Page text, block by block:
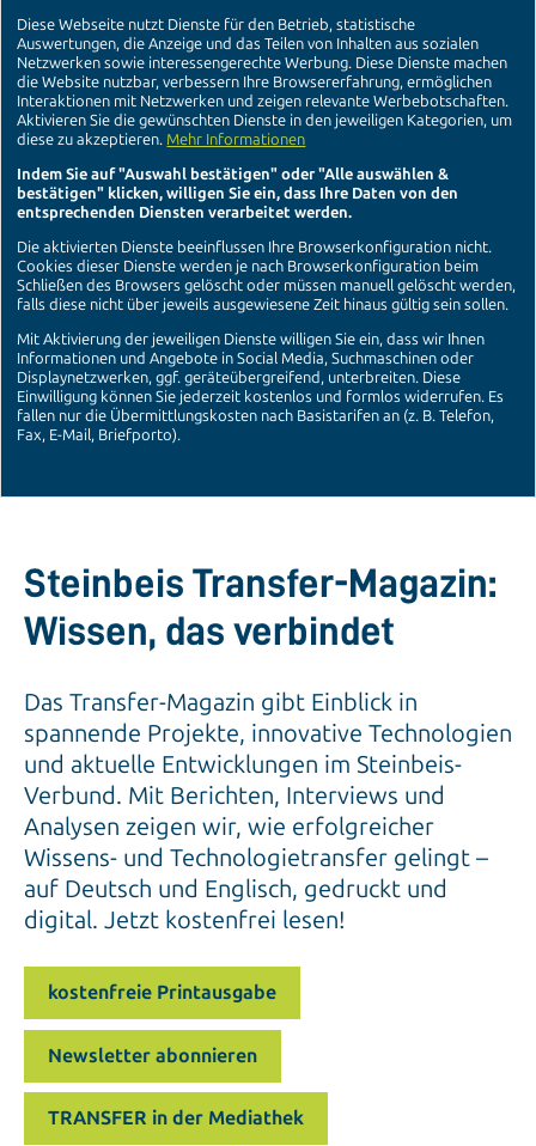
Steinbeis Transfer-Magazin:
Wissen, das verbindet
Das Transfer-Magazin gibt Einblick in
spannende Projekte, innovative Technologien
und aktuelle Entwicklungen im Steinbeis-
Verbund. Mit Berichten, Interviews und
Analysen zeigen wir, wie erfolgreicher
Wissens- und Technologietransfer gelingt –
auf Deutsch und Englisch, gedruckt und
digital. Jetzt kostenfrei lesen!
kostenfreie Printausgabe
Newsletter abonnieren
TRANSFER in der Mediathek